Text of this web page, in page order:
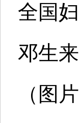
全国
邓生
（图